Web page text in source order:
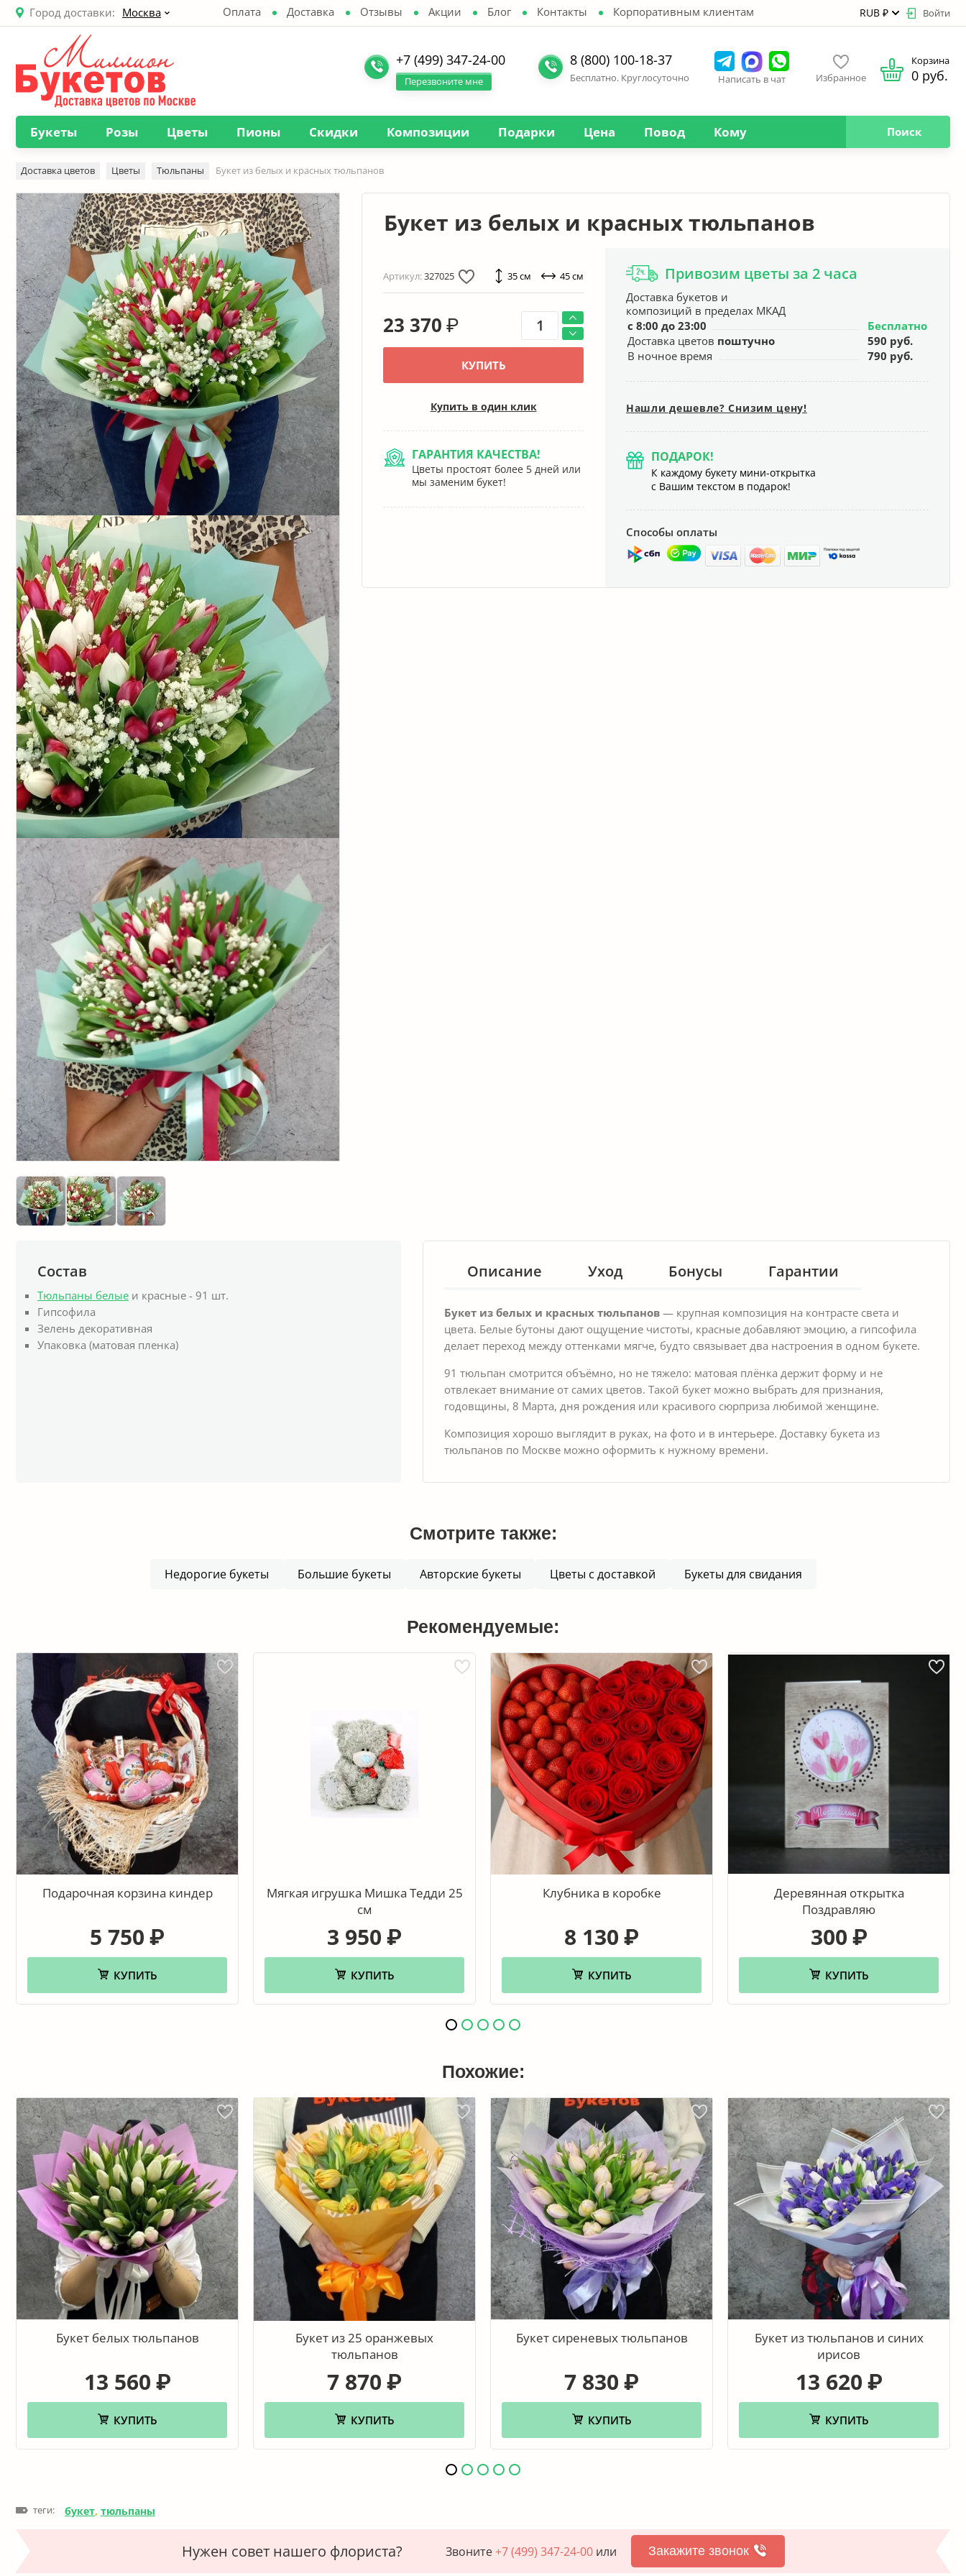
Оплата Доставка Отзывы Акции Блог Контакты Корпоративным клиентам
Город доставки: Москва RUB ₽ Войти
+7 (499) 347-24-00
Перезвоните мне
8 (800) 100-18-37
Бесплатно. Круглосуточно Написать в чат Избранное
Корзина
0 руб.
Букеты Розы Цветы Пионы Скидки Композиции Подарки Цена Повод Кому Поиск
Доставка цветов Цветы Тюльпаны Букет из белых и красных тюльпанов
Букет из белых и красных тюльпанов
Артикул:327025 35 см 45 см
23 370 ₽
КУПИТЬ
Купить в один клик
ГАРАНТИЯ КАЧЕСТВА!
Цветы простоят более 5 дней или
мы заменим букет!
Привозим цветы за 2 часа
Доставка букетов и
композиций в пределах МКАД
с 8:00 до 23:00
Бесплатно
Доставка цветов поштучно
590 руб.
В ночное время
790 руб.
Нашли дешевле? Снизим цену!
ПОДАРОК!
К каждому букету мини-открытка
с Вашим текстом в подарок!
Способы оплаты
Состав
Тюльпаны белые и красные - 91 шт.
Гипсофила
Зелень декоративная
Упаковка (матовая пленка)
Описание Уход Бонусы Гарантии
Букет из белых и красных тюльпанов — крупная композиция на контрасте света и
цвета. Белые бутоны дают ощущение чистоты, красные добавляют эмоцию, а гипсофила
делает переход между оттенками мягче, будто связывает два настроения в одном букете.
91 тюльпан смотрится объёмно, но не тяжело: матовая плёнка держит форму и не
отвлекает внимание от самих цветов. Такой букет можно выбрать для признания,
годовщины, 8 Марта, дня рождения или красивого сюрприза любимой женщине.
Композиция хорошо выглядит в руках, на фото и в интерьере. Доставку букета из
тюльпанов по Москве можно оформить к нужному времени.
Смотрите также:
Недорогие букеты Большие букеты Авторские букеты Цветы с доставкой Букеты для свидания
Рекомендуемые:
Подарочная корзина киндер
5 750 ₽
КУПИТЬ
Мягкая игрушка Мишка Тедди 25
см
3 950 ₽
КУПИТЬ
Клубника в коробке
8 130 ₽
КУПИТЬ
Деревянная открытка
Поздравляю
300 ₽
КУПИТЬ
Похожие:
Букет белых тюльпанов
13 560 ₽
КУПИТЬ
Букет из 25 оранжевых
тюльпанов
7 870 ₽
КУПИТЬ
Букет сиреневых тюльпанов
7 830 ₽
КУПИТЬ
Букет из тюльпанов и синих
ирисов
13 620 ₽
КУПИТЬ
теги: букет, тюльпаны
Нужен совет нашего флориста? Звоните+7 (499) 347-24-00или Закажите звонок